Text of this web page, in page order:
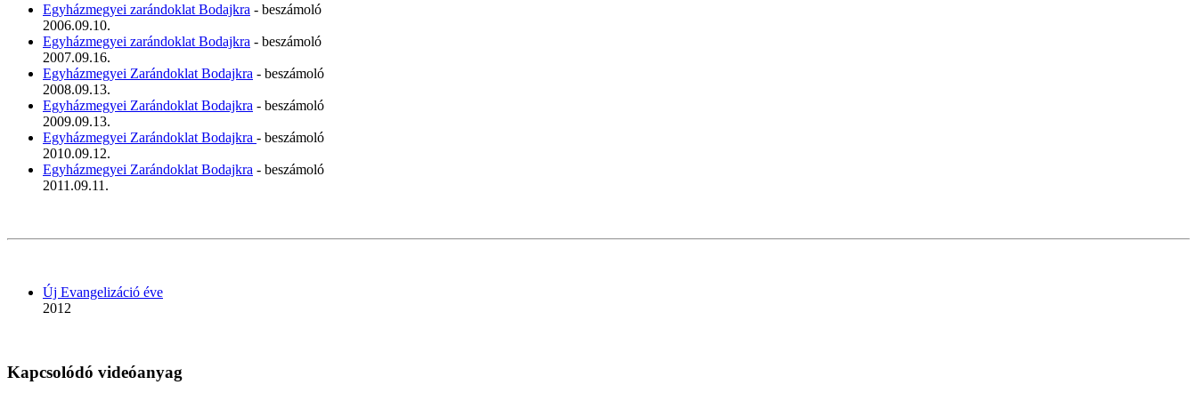
Egyházmegyei zarándoklat Bodajkra - beszámoló
2006.09.10.
Egyházmegyei zarándoklat Bodajkra - beszámoló
2007.09.16.
Egyházmegyei Zarándoklat Bodajkra - beszámoló
2008.09.13.
Egyházmegyei Zarándoklat Bodajkra - beszámoló
2009.09.13.
Egyházmegyei Zarándoklat Bodajkra - beszámoló
2010.09.12.
Egyházmegyei Zarándoklat Bodajkra - beszámoló
2011.09.11.
Új Evangelizáció éve
2012
Kapcsolódó videóanyag